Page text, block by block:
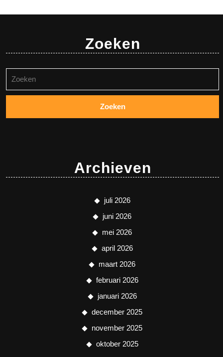
Zoeken
naar:
Archieven
juli 2026
juni 2026
mei 2026
april 2026
maart 2026
februari 2026
januari 2026
december 2025
november 2025
oktober 2025